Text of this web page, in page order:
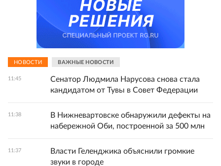
НОВОСТИ ВАЖНЫЕ НОВОСТИ
11:45
Сенатор Людмила Нарусова снова стала
кандидатом от Тувы в Совет Федерации
11:38
В Нижневартовске обнаружили дефекты на
набережной Оби, построенной за 500 млн
11:37
Власти Геленджика объяснили громкие
звуки в городе